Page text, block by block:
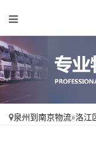
泉州到南京物流»洛江